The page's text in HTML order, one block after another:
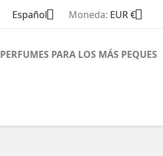
Español Moneda: EUR €
PERFUMES PARA LOS MÁS PEQUES